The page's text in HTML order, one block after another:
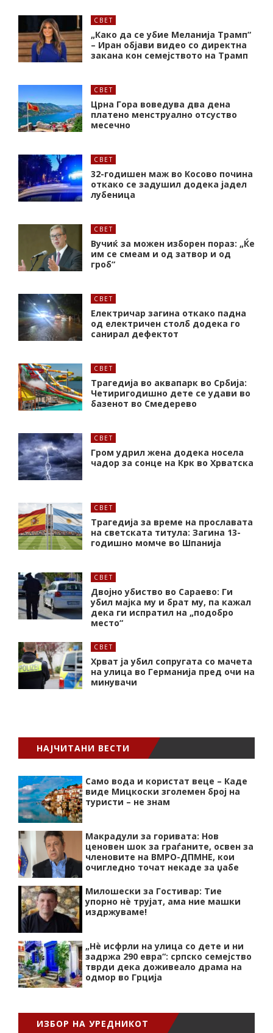
СВЕТ
„Како да се убие Меланија Трамп“
– Иран објави видео со директна
закана кон семејството на Трамп
СВЕТ
Црна Гора воведува два дена
платено менструално отсуство
месечно
СВЕТ
32-годишен маж во Косово почина
откако се задушил додека јадел
лубеница
СВЕТ
Вучиќ за можен изборен пораз: „Ќе
им се смеам и од затвор и од
гроб“
СВЕТ
Електричар загина откако падна
од електричен столб додека го
санирал дефектот
СВЕТ
Трагедија во аквапарк во Србија:
Четиригодишно дете се удави во
базенот во Смедерево
СВЕТ
Гром удрил жена додека носела
чадор за сонце на Крк во Хрватска
СВЕТ
Трагедија за време на прославата
на светската титула: Загина 13-
годишно момче во Шпанија
СВЕТ
Двојно убиство во Сараево: Ги
убил мајка му и брат му, па кажал
дека ги испратил на „подобро
место“
СВЕТ
Хрват ја убил сопругата со мачета
на улица во Германија пред очи на
минувачи
НАЈЧИТАНИ ВЕСТИ
Само вода и користат веце – Каде
виде Мицкоски зголемен број на
туристи – не знам
Макрадули за горивата: Нов
ценовен шок за граѓаните, освен за
членовите на ВМРО-ДПМНЕ, кои
очигледно точат некаде за џабе
Милошески за Гостивар: Тие
упорно нѐ трујат, ама ние машки
издржуваме!
„Нѐ исфрли на улица со дете и ни
задржа 290 евра“: српско семејство
тврди дека доживеало драма на
одмор во Грција
ИЗБОР НА УРЕДНИКОТ